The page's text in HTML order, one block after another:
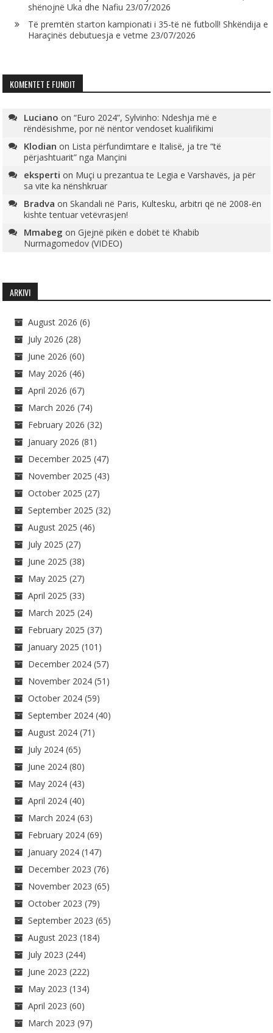
shënojnë Uka dhe Nafiu 23/07/2026
Të premtën starton kampionati i 35-të në futboll! Shkëndija e
Haraçinës debutuesja e vetme 23/07/2026
KOMENTET E FUNDIT
Luciano on“Euro 2024”, Sylvinho: Ndeshja më e
rëndësishme, por në nëntor vendoset kualifikimi
Klodian on Lista përfundimtare e Italisë, ja tre “të
përjashtuarit” nga Mançini
eksperti on Muçi u prezantua te Legia e Varshavës, ja për
sa vite ka nënshkruar
Bradva onSkandali në Paris, Kultesku, arbitri që në 2008-ën
kishte tentuar vetëvrasjen!
Mmabeg onGjejnë pikën e dobët të Khabib
Nurmagomedov (VIDEO)
ARKIVI
August 2026 (6)
July 2026 (28)
June 2026 (60)
May 2026 (46)
April 2026 (67)
March 2026 (74)
February 2026 (32)
January 2026 (81)
December 2025 (47)
November 2025 (43)
October 2025 (27)
September 2025 (32)
August 2025 (46)
July 2025 (27)
June 2025 (38)
May 2025 (27)
April 2025 (33)
March 2025 (24)
February 2025 (37)
January 2025 (101)
December 2024 (57)
November 2024 (51)
October 2024 (59)
September 2024 (40)
August 2024 (71)
July 2024 (65)
June 2024 (80)
May 2024 (43)
April 2024 (40)
March 2024 (63)
February 2024 (69)
January 2024 (147)
December 2023 (76)
November 2023 (65)
October 2023 (79)
September 2023 (65)
August 2023 (184)
July 2023 (244)
June 2023 (222)
May 2023 (134)
April 2023 (60)
March 2023 (97)